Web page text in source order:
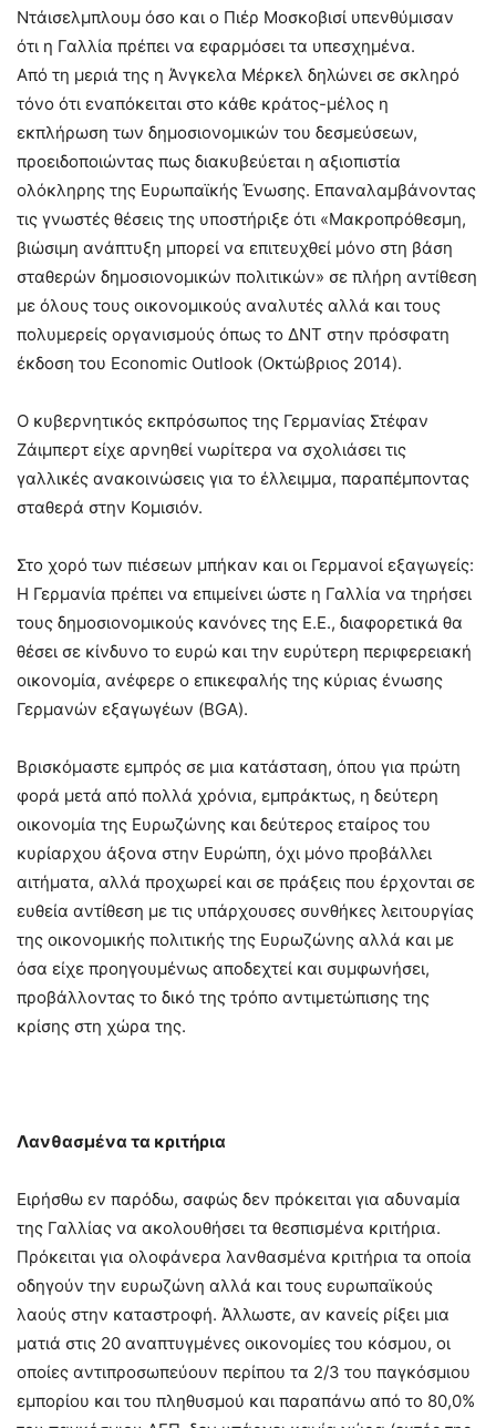
Ντάισελμπλουμ όσο και ο Πιέρ Μοσκοβισί υπενθύμισαν
ότι η Γαλλία πρέπει να εφαρμόσει τα υπεσχημένα.
Από τη μεριά της η Άνγκελα Μέρκελ δηλώνει σε σκληρό
τόνο ότι εναπόκειται στο κάθε κράτος-μέλος η
εκπλήρωση των δημοσιονομικών του δεσμεύσεων,
προειδοποιώντας πως διακυβεύεται η αξιοπιστία
ολόκληρης της Ευρωπαϊκής Ένωσης. Επαναλαμβάνοντας
τις γνωστές θέσεις της υποστήριξε ότι «Μακροπρόθεσμη,
βιώσιμη ανάπτυξη μπορεί να επιτευχθεί μόνο στη βάση
σταθερών δημοσιονομικών πολιτικών» σε πλήρη αντίθεση
με όλους τους οικονομικούς αναλυτές αλλά και τους
πολυμερείς οργανισμούς όπως το ΔΝΤ στην πρόσφατη
έκδοση του Economic Outlook (Οκτώβριος 2014).
Ο κυβερνητικός εκπρόσωπος της Γερμανίας Στέφαν
Ζάιμπερτ είχε αρνηθεί νωρίτερα να σχολιάσει τις
γαλλικές ανακοινώσεις για το έλλειμμα, παραπέμποντας
σταθερά στην Κομισιόν.
Στο χορό των πιέσεων μπήκαν και οι Γερμανοί εξαγωγείς:
Η Γερμανία πρέπει να επιμείνει ώστε η Γαλλία να τηρήσει
τους δημοσιονομικούς κανόνες της Ε.Ε., διαφορετικά θα
θέσει σε κίνδυνο το ευρώ και την ευρύτερη περιφερειακή
οικονομία, ανέφερε ο επικεφαλής της κύριας ένωσης
Γερμανών εξαγωγέων (BGA).
Βρισκόμαστε εμπρός σε μια κατάσταση, όπου για πρώτη
φορά μετά από πολλά χρόνια, εμπράκτως, η δεύτερη
οικονομία της Ευρωζώνης και δεύτερος εταίρος του
κυρίαρχου άξονα στην Ευρώπη, όχι μόνο προβάλλει
αιτήματα, αλλά προχωρεί και σε πράξεις που έρχονται σε
ευθεία αντίθεση με τις υπάρχουσες συνθήκες λειτουργίας
της οικονομικής πολιτικής της Ευρωζώνης αλλά και με
όσα είχε προηγουμένως αποδεχτεί και συμφωνήσει,
προβάλλοντας το δικό της τρόπο αντιμετώπισης της
κρίσης στη χώρα της.
Λανθασμένα τα κριτήρια
Ειρήσθω εν παρόδω, σαφώς δεν πρόκειται για αδυναμία
της Γαλλίας να ακολουθήσει τα θεσπισμένα κριτήρια.
Πρόκειται για ολοφάνερα λανθασμένα κριτήρια τα οποία
οδηγούν την ευρωζώνη αλλά και τους ευρωπαϊκούς
λαούς στην καταστροφή. Άλλωστε, αν κανείς ρίξει μια
ματιά στις 20 αναπτυγμένες οικονομίες του κόσμου, οι
οποίες αντιπροσωπεύουν περίπου τα 2/3 του παγκόσμιου
εμπορίου και του πληθυσμού και παραπάνω από το 80,0%